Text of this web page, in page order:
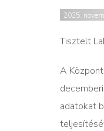
2025.
Tisztelt
A
adatokat